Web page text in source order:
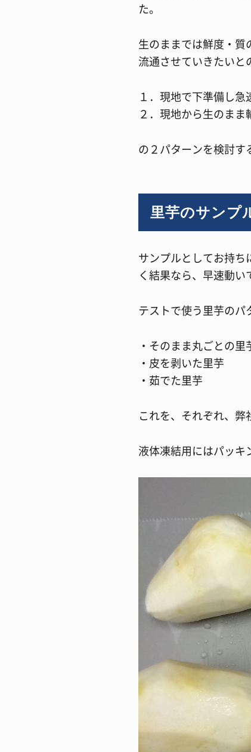
た。
生のままでは鮮度・
流通させていきたいと
１．現地で下準備し
２．現地から生のま
の２パターンを検討す
里芋のサンプ
サンプルとしてお持
く結果なら、早速動い
テストで使う里芋のパ
・そのまま丸ごとの里
・皮を剥いた里芋
・茹でた里芋
これを、それぞれ、弊
液体凍結用にはパッキ